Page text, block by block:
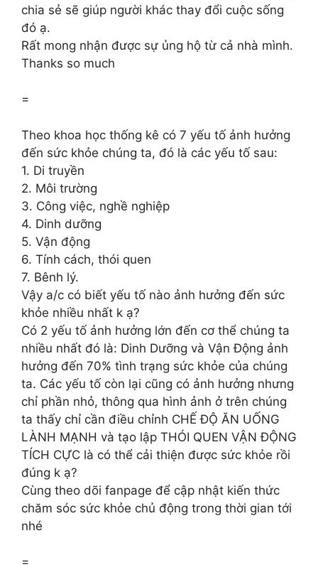
chia sẻ sẽ giúp người khác thay đổi cuộc sống
đó ạ.
Rất mong nhận được sự ủng hộ từ cả nhà mình.
Thanks so much
=
Theo khoa học thống kê có 7 yếu tố ảnh hưởng
đến sức khỏe chúng ta, đó là các yếu tố sau:
1. Di truyền
2. Môi trường
3. Công việc, nghề nghiệp
4. Dinh dưỡng
5. Vận động
6. Tính cách, thói quen
7. Bênh lý.
Vậy a/c có biết yếu tố nào ảnh hưởng đến sức
khỏe nhiều nhất k ạ?
Có 2 yếu tố ảnh hưởng lớn đến cơ thể chúng ta
nhiều nhất đó là: Dinh Dưỡng và Vận Động ảnh
hưởng đến 70% tình trạng sức khỏe của chúng
ta. Các yếu tố còn lại cũng có ảnh hưởng nhưng
chỉ phần nhỏ, thông qua hình ảnh ở trên chúng
ta thấy chỉ cần điều chỉnh CHẾ ĐỘ ĂN UỐNG
LÀNH MẠNH và tạo lập THÓI QUEN VẬN ĐỘNG
TÍCH CỰC là có thể cải thiện được sức khỏe rồi
đúng k ạ?
Cùng theo dõi fanpage để cập nhật kiến thức
chăm sóc sức khỏe chủ động trong thời gian tới
nhé
=